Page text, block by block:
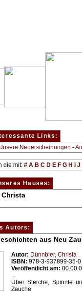
Links:
Neuerscheinungen -
die mit: # A B C D E F G H J
Hauses:
Christa
Autors:
aus Neu
Autor: Dünnbier, Christa
ISBN: 978-3-937899-35-0
Veröffentlicht am:
Über Sterche, Spinnte
Zauche